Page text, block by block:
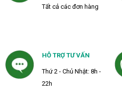
Tất cả các đơn hàng
HỖ TRỢ TƯ VẤN
Thứ 2 - Chủ Nhật: 8h -
22h